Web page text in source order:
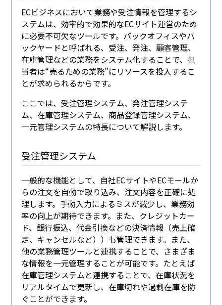
ECビジネスにおいて業務や受注情報を管理するシ
ステムは、効率的で効果的なECサイト運営のため
に必要不可欠なツールです。バックオフィスやバ
ックヤードと呼ばれる、受注、発注、顧客管理、
在庫管理などの業務をシステム化することで、担
当者は“売るための業務”にリソースを投入するこ
とが求められるからです。
ここでは、受注管理システム、発注管理システ
ム、在庫管理システム、商品登録管理システム、
一元管理システムの特長について解説します。
受注管理システム
一般的な機能として、自社ECサイトやECモールか
らの注文を自動で取り込み、注文内容を正確に処
理します。手動入力によるミスが減少し、業務効
率の向上が期待できます。また、クレジットカー
ド、銀行振込、代金引換などの決済情報（売上確
定、キャンセルなど））も管理できます。また、
他の業務管理ツールと連携することで、さまざま
な情報を一元管理することが可能です。たとえば
在庫管理システムと連携することで、在庫状況を
リアルタイムで更新し、在庫切れや過剰在庫を防
ぐことができます。